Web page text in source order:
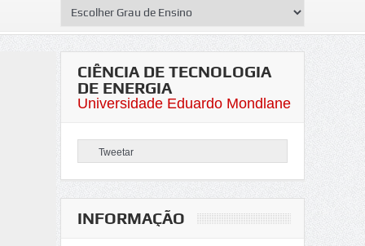
CIÊNCIA DE TECNOLOGIA
DE ENERGIA
Universidade Eduardo Mondlane
Tweetar
INFORMAÇÃO